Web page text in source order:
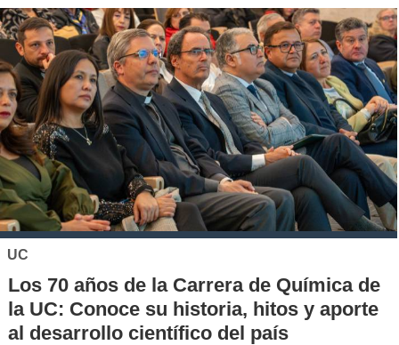
UC
Los 70 años de la Carrera de Química de
la UC: Conoce su historia, hitos y aporte
al desarrollo científico del país